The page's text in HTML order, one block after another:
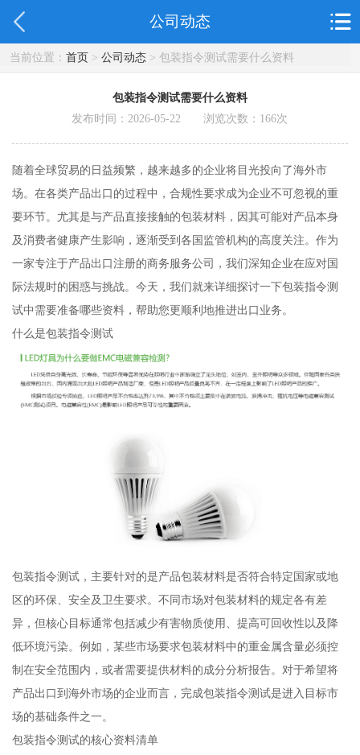
公司动态
当前位置： 首页> 公司动态> 包装指令测试需要什么资料
包装指令测试需要什么资料
发布时间：2026-05-22 浏览次数： 166次
随着全球贸易的日益频繁，越来越多的企业将目光投向了海外市
场。在各类产品出口的过程中，合规性要求成为企业不可忽视的重
要环节。尤其是与产品直接接触的包装材料，因其可能对产品本身
及消费者健康产生影响，逐渐受到各国监管机构的高度关注。作为
一家专注于产品出口注册的商务服务公司，我们深知企业在应对国
际法规时的困惑与挑战。今天，我们就来详细探讨一下包装指令测
试中需要准备哪些资料，帮助您更顺利地推进出口业务。
什么是包装指令测试
包装指令测试，主要针对的是产品包装材料是否符合特定国家或地
区的环保、安全及卫生要求。不同市场对包装材料的规定各有差
异，但核心目标通常包括减少有害物质使用、提高可回收性以及降
低环境污染。例如，某些市场要求包装材料中的重金属含量必须控
制在安全范围内，或者需要提供材料的成分分析报告。对于希望将
产品出口到海外市场的企业而言，完成包装指令测试是进入目标市
场的基础条件之一。
包装指令测试的核心资料清单